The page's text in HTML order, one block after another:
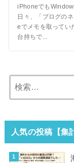
iPhoneでも
日々、「ブログの
eでメモを取ってい
台持ちで...
人気の投稿【集